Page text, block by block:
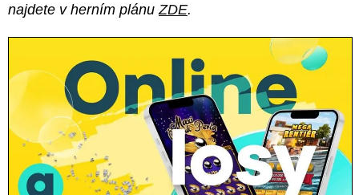
najdete v herním plánu ZDE.